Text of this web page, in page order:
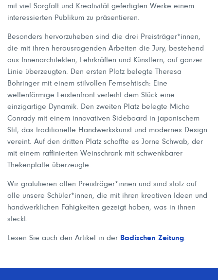
mit viel Sorgfalt und Kreativität gefertigten Werke einem
interessierten Publikum zu präsentieren.
Besonders hervorzuheben sind die drei Preisträger*innen,
die mit ihren herausragenden Arbeiten die Jury, bestehend
aus Innenarchitekten, Lehrkräften und Künstlern, auf ganzer
Linie überzeugten. Den ersten Platz belegte Theresa
Böhringer mit einem stilvollen Fernsehtisch: Eine
wellenförmige Leistenfront verleiht dem Stück eine
einzigartige Dynamik. Den zweiten Platz belegte Micha
Conrady mit einem innovativen Sideboard in japanischem
Stil, das traditionelle Handwerkskunst und modernes Design
vereint. Auf den dritten Platz schaffte es Jorne Schwab, der
mit einem raffinierten Weinschrank mit schwenkbarer
Thekenplatte überzeugte.
Wir gratulieren allen Preisträger*innen und sind stolz auf
alle unsere Schüler*innen, die mit ihren kreativen Ideen und
handwerklichen Fähigkeiten gezeigt haben, was in ihnen
steckt.
Lesen Sie auch den Artikel in der Badischen Zeitung